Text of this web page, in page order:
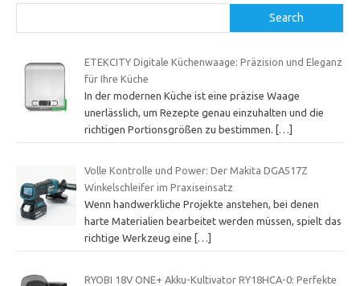
Search
ETEKCITY Digitale Küchenwaage: Präzision und Eleganz
für Ihre Küche
In der modernen Küche ist eine präzise Waage
unerlässlich, um Rezepte genau einzuhalten und die
richtigen Portionsgrößen zu bestimmen.
[…]
Volle Kontrolle und Power: Der Makita DGA517Z
Winkelschleifer im Praxiseinsatz
Wenn handwerkliche Projekte anstehen, bei denen
harte Materialien bearbeitet werden müssen, spielt das
richtige Werkzeug eine
[…]
RYOBI 18V ONE+ Akku-Kultivator RY18HCA-0: Perfekte